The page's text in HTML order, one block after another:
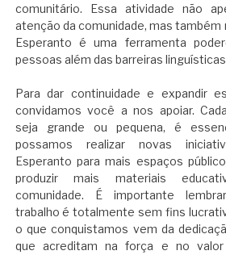
comunitário. Essa atividade não
atenção da comunidade, mas também
Esperanto é uma ferramenta
pessoas além das barreiras
Para dar continuidade e expandir
convidamos você a nos apoiar.
seja grande ou pequena, é
possamos realizar novas
Esperanto para mais espaços
produzir mais materiais
comunidade. É importante
trabalho é totalmente sem fins
o que conquistamos vem da
que acreditam na força e no valor